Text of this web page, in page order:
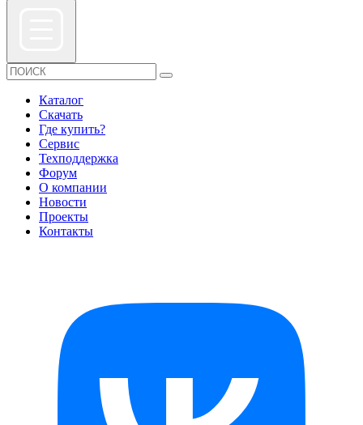
Каталог
Скачать
Где купить?
Сервис
Техподдержка
Форум
О компании
Новости
Проекты
Контакты